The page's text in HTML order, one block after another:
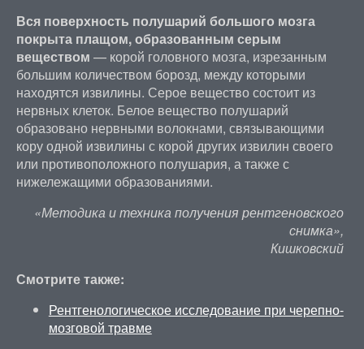
Вся поверхность полушарий большого мозга
покрыта плащом, образованным серым
веществом — корой головного мозга, изрезанным
большим количеством борозд, между которыми
находятся извилины. Серое вещество состоит из
нервных клеток. Белое вещество полушарий
образовано нервными волокнами, связывающими
кору одной извилины с корой других извилин своего
или противоположного полушария, а также с
нижележащими образованиями.
«Методика и техника получения рентгеновского
снимка»,
Кишковский
Смотрите также:
Рентгенологическое исследование при черепно-
мозговой травме